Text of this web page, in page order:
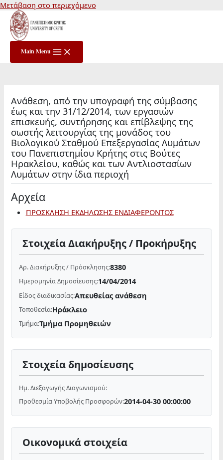
Μετάβαση στο περιεχόμενο
Main Menu
Aνάθεση, από την υπογραφή της σύμβασης
έως και την 31/12/2014, των εργασιών
επισκευής, συντήρησης και επίβλεψης της
σωστής λειτουργίας της μονάδος του
Βιολογικού Σταθμού Επεξεργασίας Λυμάτων
του Πανεπιστημίου Κρήτης στις Βούτες
Ηρακλείου, καθώς και των Αντλιοστασίων
Λυμάτων στην ίδια περιοχή
Αρχεία
ΠΡΟΣΚΛΗΣΗ ΕΚΔΗΛΩΣΗΣ ΕΝΔΙΑΦΕΡΟΝΤΟΣ
Στοιχεία Διακήρυξης / Προκήρυξης
Αρ. Διακήρυξης / Πρόσκλησης:8380
Ημερομηνία Δημοσίευσης:14/04/2014
Είδος διαδικασίας:Απευθείας ανάθεση
Τοποθεσία:Ηράκλειο
Τμήμα:Τμήμα Προμηθειών
Στοιχεία δημοσίευσης
Ημ. Διεξαγωγής Διαγωνισμού:
Προθεσμία Υποβολής Προσφορών:2014-04-30 00:00:00
Οικονομικά στοιχεία